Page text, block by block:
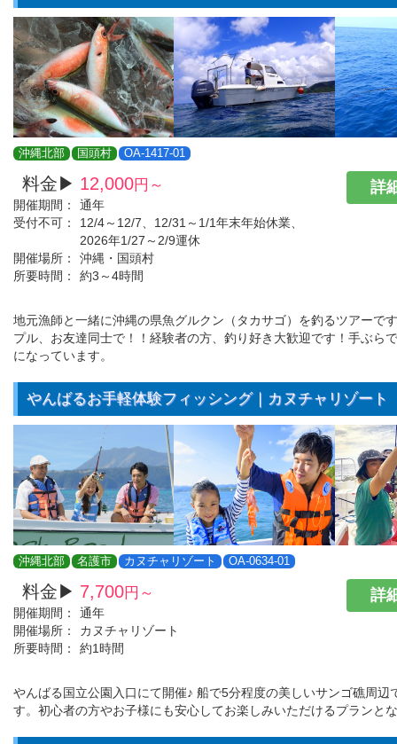
沖縄北部 国頭村 OA-1417-01
料金▶ 12,000円～
開催期間：
通年
受付不可：
12/4～12/7、12/31～1/1年末年始休業、
2026年1/27～2/9運休
開催場所：
沖縄・国頭村
所要時間：
約3～4時間
詳
地元漁師と一緒に沖縄の県魚グルクン（タカサゴ）を釣るツアーで
プル、お友達同士で！！経験者の方、釣り好き大歓迎です！手ぶら
になっています。
やんばるお手軽体験フィッシング｜カヌチャリゾート
沖縄北部 名護市 カヌチャリゾート OA-0634-01
料金▶ 7,700円～
開催期間：
通年
開催場所：
カヌチャリゾート
所要時間：
約1時間
詳
やんばる国立公園入口にて開催♪ 船で5分程度の美しいサンゴ礁周辺
す。初心者の方やお子様にも安心してお楽しみいただけるプランと